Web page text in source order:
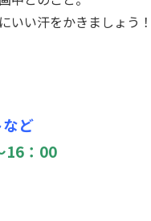
いい汗をかきましょう！
ど
16：00